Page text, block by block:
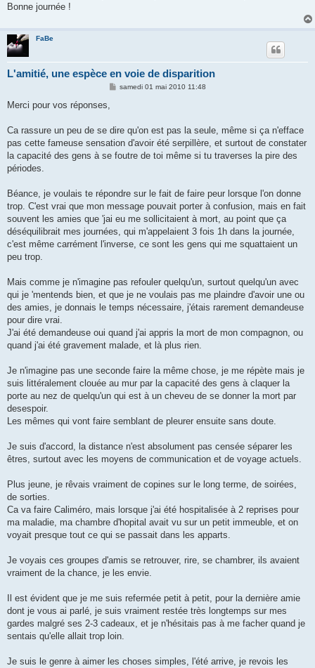
Bonne journée !
FaBe
L'amitié, une espèce en voie de disparition
M
g
samedi 01 mai 2010 11:48
Merci pour vos réponses,
Ca rassure un peu de se dire qu'on est pas la seule, même si ça n'efface
pas cette fameuse sensation d'avoir été serpillère, et surtout de constater
la capacité des gens à se foutre de toi même si tu traverses la pire des
périodes.
Béance, je voulais te répondre sur le fait de faire peur lorsque l'on donne
trop. C'est vrai que mon message pouvait porter à confusion, mais en fait
souvent les amies que 'jai eu me sollicitaient à mort, au point que ça
déséquilibrait mes journées, qui m'appelaient 3 fois 1h dans la journée,
c'est même carrément l'inverse, ce sont les gens qui me squattaient un
peu trop.
Mais comme je n'imagine pas refouler quelqu'un, surtout quelqu'un avec
qui je 'mentends bien, et que je ne voulais pas me plaindre d'avoir une ou
des amies, je donnais le temps nécessaire, j'étais rarement demandeuse
pour dire vrai.
J'ai été demandeuse oui quand j'ai appris la mort de mon compagnon, ou
quand j'ai été gravement malade, et là plus rien.
Je n'imagine pas une seconde faire la même chose, je me répète mais je
suis littéralement clouée au mur par la capacité des gens à claquer la
porte au nez de quelqu'un qui est à un cheveu de se donner la mort par
desespoir.
Les mêmes qui vont faire semblant de pleurer ensuite sans doute.
Je suis d'accord, la distance n'est absolument pas censée séparer les
êtres, surtout avec les moyens de communication et de voyage actuels.
Plus jeune, je rêvais vraiment de copines sur le long terme, de soirées,
de sorties.
Ca va faire Caliméro, mais lorsque j'ai été hospitalisée à 2 reprises pour
ma maladie, ma chambre d'hopital avait vu sur un petit immeuble, et on
voyait presque tout ce qui se passait dans les apparts.
Je voyais ces groupes d'amis se retrouver, rire, se chambrer, ils avaient
vraiment de la chance, je les envie.
Il est évident que je me suis refermée petit à petit, pour la dernière amie
dont je vous ai parlé, je suis vraiment restée très longtemps sur mes
gardes malgré ses 2-3 cadeaux, et je n'hésitais pas à me facher quand je
sentais qu'elle allait trop loin.
Je suis le genre à aimer les choses simples, l'été arrive, je revois les